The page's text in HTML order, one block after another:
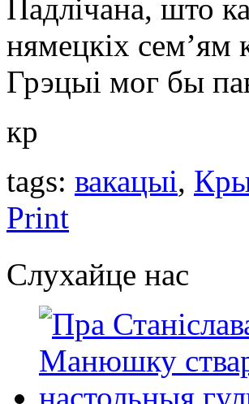
Падлічана, што
нямецкіх
Грэцыі мог бы
кр
tags: вакацыі,
Print
Слухайце нас